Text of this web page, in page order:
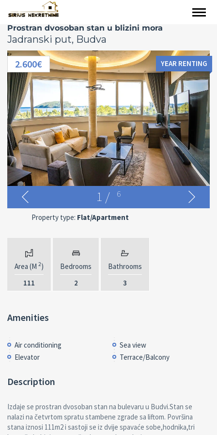
Prostran dvosoban stan u blizini mora
Jadranski put, Budva
2.600€ YEAR RENTING
1 / 6
Property type: Flat/Apartment
Area (M 2)
111
Bedrooms
2
Bathrooms
3
Amenities
Air conditioning
Elevator
Sea view
Terrace/Balcony
Description
Izdaje se prostran dvosoban stan na bulevaru u Budvi.Stan se
nalazi na četvrtom spratu stambene zgrade sa liftom. Površina
stana iznosi 111m2 i sastoji se iz dvije spavaće sobe,hodnika,tri